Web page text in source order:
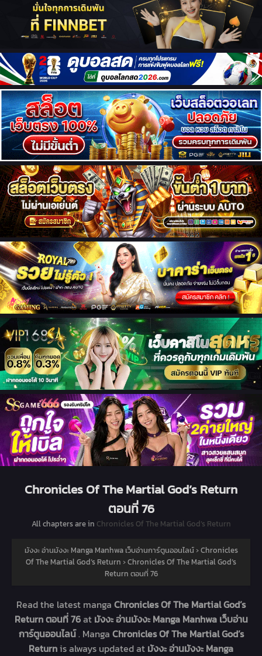
Chronicles Of The Martial God’s Return
ตอนที่ 76
All chapters are in Chronicles Of The Martial God’s Return
มังงะ อ่านมังงะ Manga Manhwa เว็บอ่านการ์ตูนออนไลน์›Chronicles
Of The Martial God’s Return ›Chronicles Of The Martial God’s
Return ตอนที่ 76
Read the latest manga Chronicles Of The Martial God’s
Return ตอนที่ 76at มังงะ อ่านมังงะ Manga Manhwa เว็บอ่าน
การ์ตูนออนไลน์. Manga Chronicles Of The Martial God’s
Returnis always updated at มังงะ อ่านมังงะ Manga